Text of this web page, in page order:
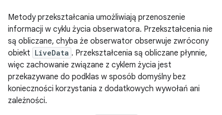
Metody przekształcania umożliwiają przenoszenie
informacji w cyklu życia obserwatora. Przekształcenia nie
są obliczane, chyba że obserwator obserwuje zwrócony
obiekt LiveData . Przekształcenia są obliczane płynnie,
więc zachowanie związane z cyklem życia jest
przekazywane do podklas w sposób domyślny bez
konieczności korzystania z dodatkowych wywołań ani
zależności.